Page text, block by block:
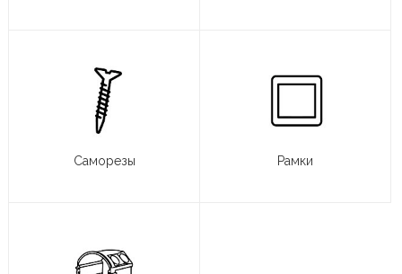
Саморезы Рамки